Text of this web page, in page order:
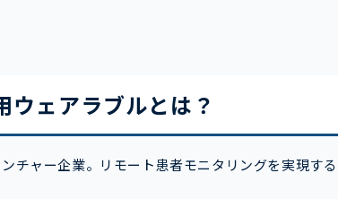
ェアラブルとは？
ャー企業。リモート患者モニタリングを実現する